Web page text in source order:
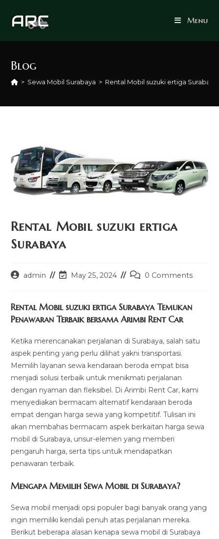
Menu
Blog
> Sewa Mobil Surabaya > Rental Mobil suzuki ertiga Surabaya
Rental Mobil suzuki ertiga
Surabaya
Postadmin
PostMay 25, 2024
Post0 Comments
Rental Mobil suzuki ertiga Surabaya Temukan
Penawaran Terbaik bersama Arimbi Rent Car
Ketika merencanakan perjalanan di Surabaya, salah satu
aspek penting yang perlu dilihat yakni transportasi.
Memilih layanan sewa kendaraan beroda empat bisa
menjadi solusi terbaik untuk menikmati perjalanan
dengan nyaman dan fleksibel. Di Arimbi Rent Car, kami
menyediakan bermacam alternatif kendaraan beroda
empat dengan harga sewa yang kompetitif. Tulisan ini
akan membahas bermacam aspek berkaitan harga sewa
mobil di Surabaya, unsur-elemen yang memberi
pengaruh harga, serta tips untuk mendapatkan
penawaran terbaik.
Mengapa Memilih Sewa Mobil di Surabaya?
Sewa mobil menjadi opsi populer bagi banyak orang yang
ingin memiliki kendali penuh atas perjalanan mereka.
Berikut beberapa alasan kenapa sewa mobil di Surabaya